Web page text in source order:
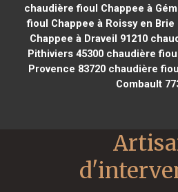
chaudière fioul Chappee à
fioul Chappee à Roissy en Brie
Chappee à Draveil 91210
Pithiviers 45300 chaudière
Provence 83720 chaudière
Combault